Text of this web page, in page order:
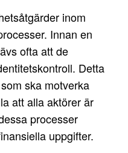
inom
Innan en
ofta att de
Detta
ska motverka
att alla aktörer är
processer
uppgifter.